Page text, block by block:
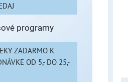
programy
ZADARMO K
OD 5,- DO 25,-